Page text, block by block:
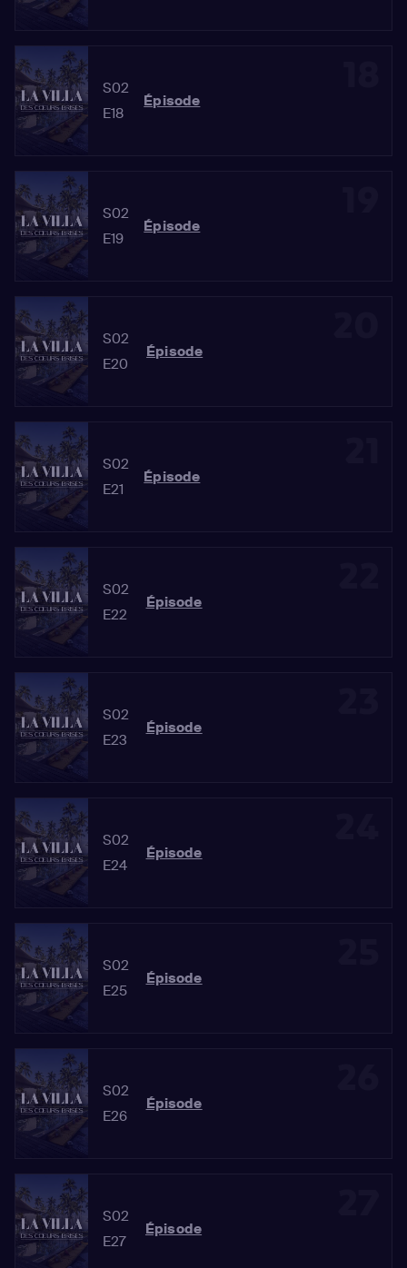
S02
E18
Épisode
S02
E19
Épisode
S02
E20
Épisode
S02
E21
Épisode
S02
E22
Épisode
S02
E23
Épisode
S02
E24
Épisode
S02
E25
Épisode
S02
E26
Épisode
S02
E27
Épisode